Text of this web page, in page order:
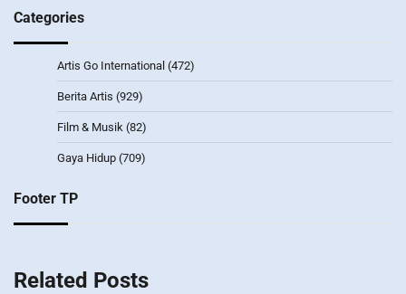
Categories
Artis Go International (472)
Berita Artis (929)
Film & Musik (82)
Gaya Hidup (709)
Footer TP
Related Posts